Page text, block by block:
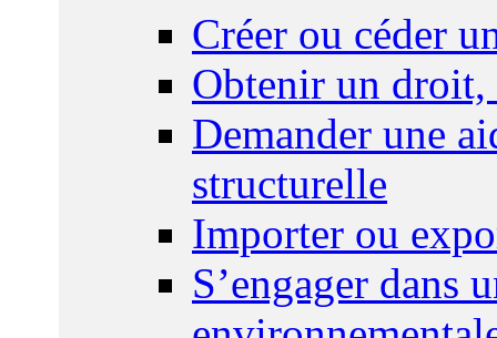
Créer ou céder
Obtenir un droit,
Demander une
structurelle
Importer ou
S’engager dans